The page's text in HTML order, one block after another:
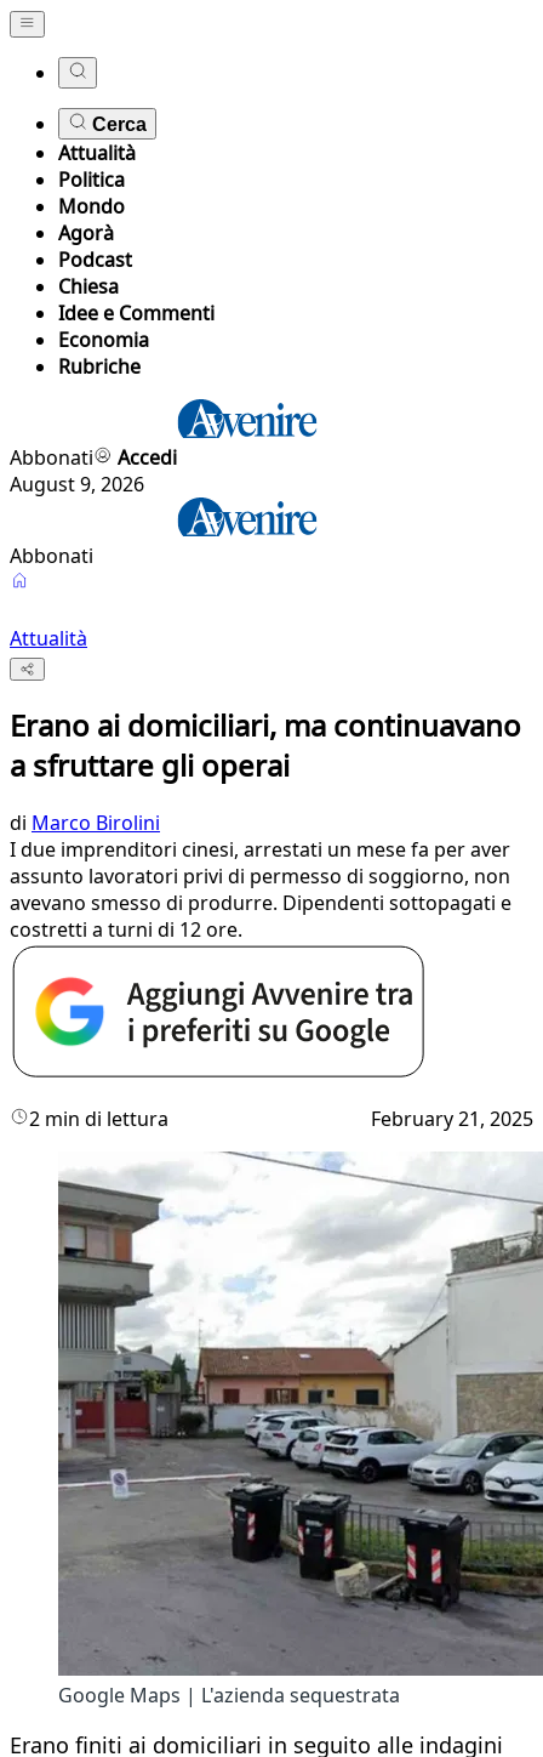
Cerca
Attualità
Politica
Mondo
Agorà
Podcast
Chiesa
Idee e Commenti
Economia
Rubriche
Abbonati
Accedi
August 9, 2026
Abbonati
Attualità
Erano ai domiciliari, ma continuavano
a sfruttare gli operai
di Marco Birolini
I due imprenditori cinesi, arrestati un mese fa per aver
assunto lavoratori privi di permesso di soggiorno, non
avevano smesso di produrre. Dipendenti sottopagati e
costretti a turni di 12 ore.
2 min di lettura February 21, 2025
Google Maps | L'azienda sequestrata
Erano finiti ai domiciliari in seguito alle indagini